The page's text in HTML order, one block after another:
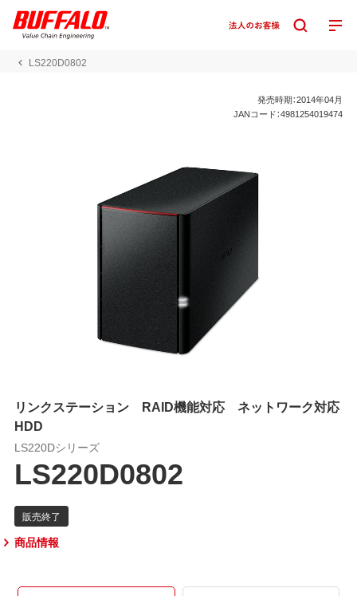
LS220D0802
発売時期：2014年04月
JANコード：4981254019474
リンクステーション RAID機能対応 ネットワーク対応
HDD
LS220Dシリーズ
LS220D0802
商品情報